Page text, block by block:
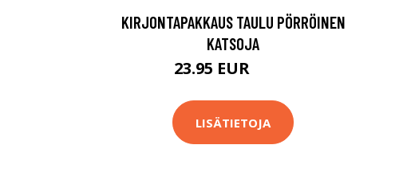
KIRJONTAPAKKAUS TAULU PÖRRÖINEN
KATSOJA
23.95 EUR
LISÄTIETOJA